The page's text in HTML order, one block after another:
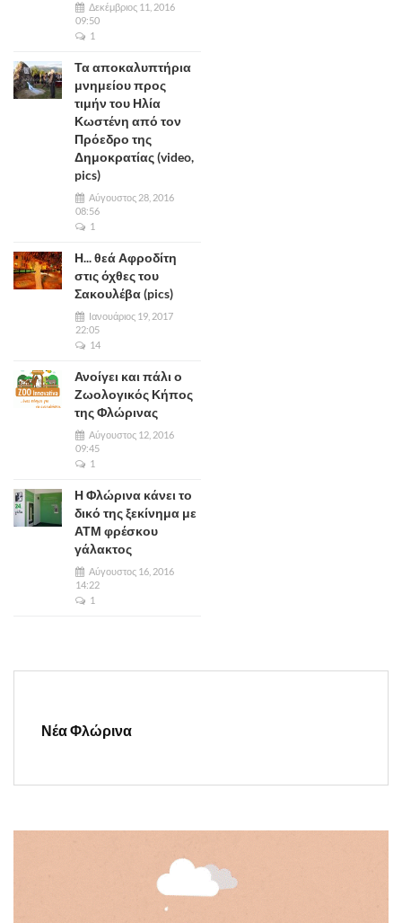
Δεκέμβριος 11, 2016
09:50
1
Τα αποκαλυπτήρια
μνημείου προς
τιμήν του Ηλία
Κωστένη από τον
Πρόεδρο της
Δημοκρατίας (video,
pics)
Αύγουστος 28, 2016
08:56
1
Η... θεά Αφροδίτη
στις όχθες του
Σακουλέβα (pics)
Ιανουάριος 19, 2017
22:05
14
Ανοίγει και πάλι ο
Ζωολογικός Κήπος
της Φλώρινας
Αύγουστος 12, 2016
09:45
1
Η Φλώρινα κάνει το
δικό της ξεκίνημα με
ΑΤΜ φρέσκου
γάλακτος
Αύγουστος 16, 2016
14:22
1
Νέα Φλώρινα